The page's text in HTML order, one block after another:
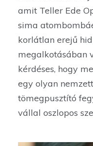
amit Teller Ede
sima
korlátlan erejű
megalkotásában
kérdéses, hogy
egy olyan
tömegpusztító
vállal oszlopos